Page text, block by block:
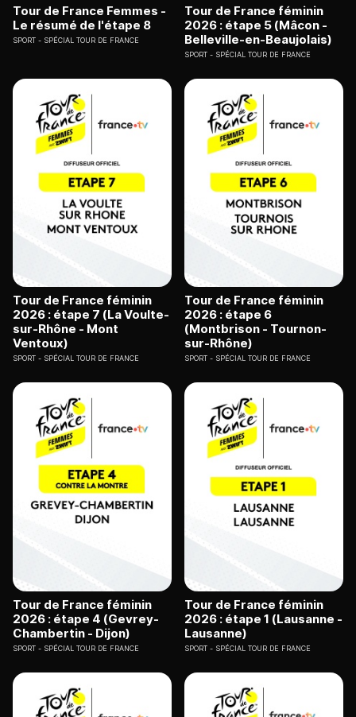
Tour de France Femmes -
Le résumé de l'étape 8
SPORT SPÉCIAL TOUR DE FRANCE
Tour de France féminin
2026 : étape 5 (Mâcon -
Belleville-en-Beaujolais)
SPORT SPÉCIAL TOUR DE FRANCE
Tour de France féminin
2026 : étape 7 (La Voulte-
sur-Rhône - Mont
Ventoux)
SPORT SPÉCIAL TOUR DE FRANCE
Tour de France féminin
2026 : étape 6
(Montbrison - Tournon-
sur-Rhône)
SPORT SPÉCIAL TOUR DE FRANCE
Tour de France féminin
2026 : étape 4 (Gevrey-
Chambertin - Dijon)
SPORT SPÉCIAL TOUR DE FRANCE
Tour de France féminin
2026 : étape 1 (Lausanne -
Lausanne)
SPORT SPÉCIAL TOUR DE FRANCE